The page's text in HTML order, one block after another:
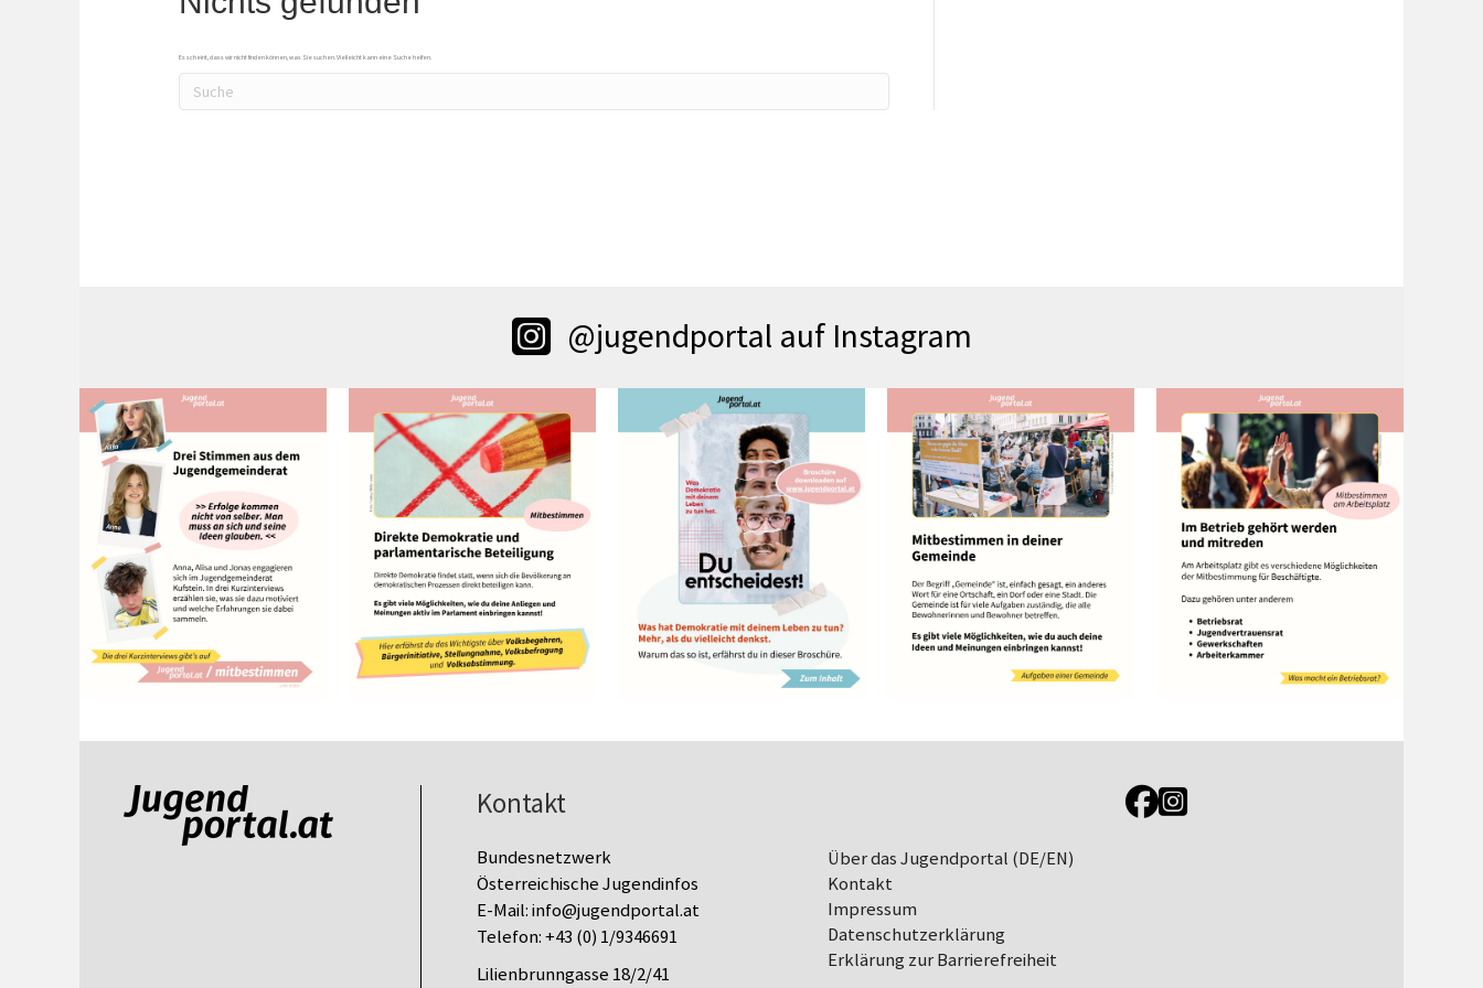
Es scheint, dass wir nicht finden können, was Sie suchen. Vielleicht kann eine Suche helfen.
@jugendportal auf Instagram
Kontakt
Bundesnetzwerk
Österreichische Jugendinfos
E-Mail:info@jugendportal.at
Telefon:+43 (0) 1/9346691
Lilienbrunngasse 18/2/41
Über das Jugendportal (DE/EN)
Kontakt
Impressum
Datenschutz­erklärung
Erklärung zur Barrierefreiheit
Link zur Jugendportal Facebookseite
Link zur Jugendportal Instagramseite